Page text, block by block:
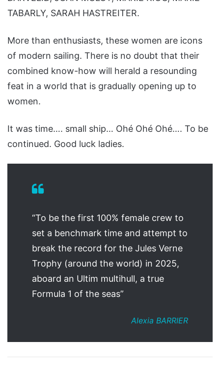
TABARLY, SARAH HASTREITER.
More than enthusiasts, these women are icons
of modern sailing. There is no doubt that their
combined know-how will herald a resounding
feat in a world that is gradually opening up to
women.
It was time…. small ship… Ohé Ohé Ohé…. To be
continued. Good luck ladies.
“To be the first 100% female crew to
set a benchmark time and attempt to
break the record for the Jules Verne
Trophy (around the world) in 2025,
aboard an Ultim multihull, a true
Formula 1 of the seas”
Alexia BARRIER